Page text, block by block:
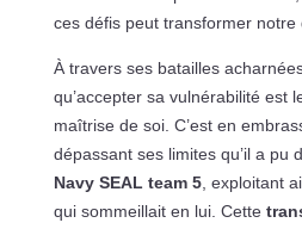
ces défis peut transformer notre
À travers ses batailles
qu’accepter sa vulnérabilité est
maîtrise de soi. C’est en
dépassant ses limites qu’il a pu
Navy SEAL team 5, exploitant
qui sommeillait en lui. Cette